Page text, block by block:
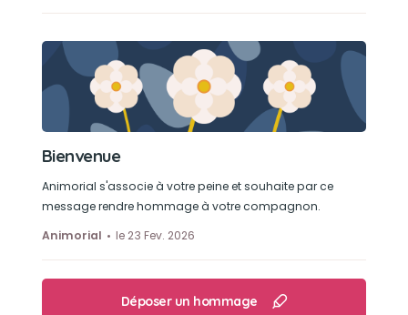
Bienvenue
Animorial s'associe à votre peine et souhaite par ce
message rendre hommage à votre compagnon.
Animorial
le 23 Fev. 2026
Déposer un hommage